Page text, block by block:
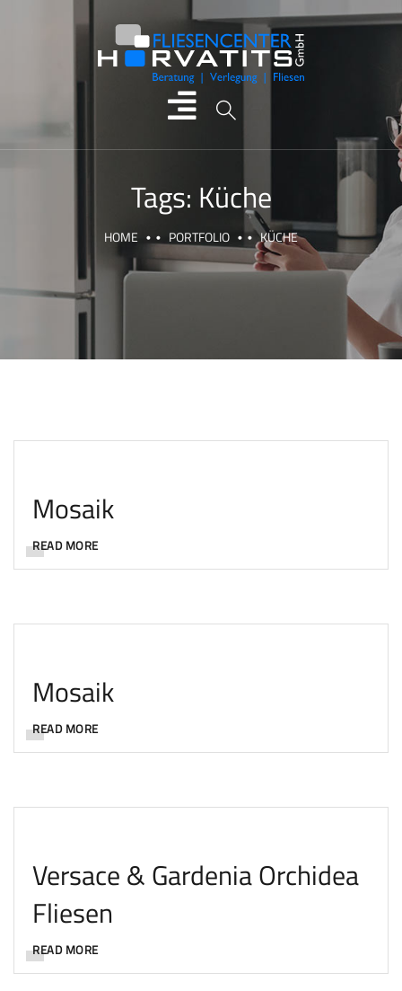
Tags: Küche
HOME PORTFOLIO KÜCHE
Mosaik
READ MORE
Mosaik
READ MORE
Versace & Gardenia Orchidea
Fliesen
READ MORE